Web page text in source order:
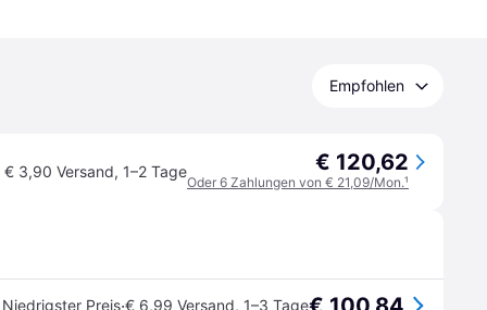
Empfohlen
€ 3,90 Versand, 1–2 Tage € 120,62
Oder 6 Zahlungen von € 21,09/Mon.¹
Niedrigster Preis·€ 6,99 Versand, 1–3 Tage